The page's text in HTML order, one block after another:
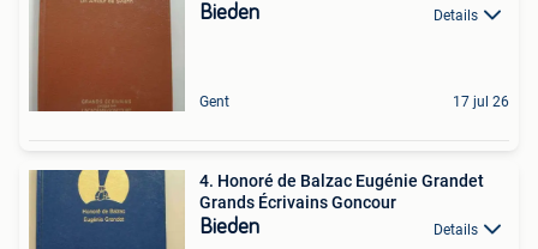
Bieden Details
Gent 17 jul 26
4. Honoré de Balzac Eugénie Grandet
Grands Écrivains Goncour
Bieden Details